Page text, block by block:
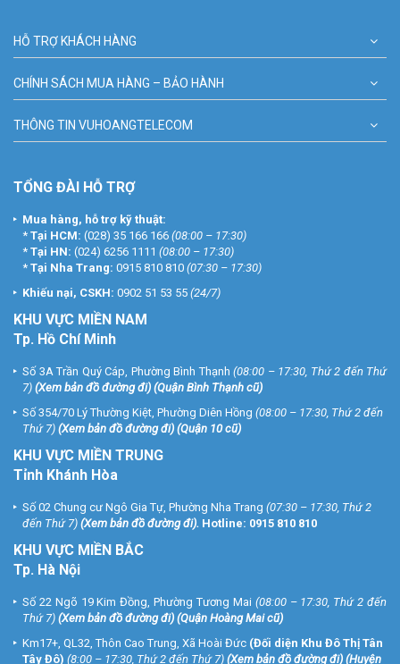
HỖ TRỢ KHÁCH HÀNG
CHÍNH SÁCH MUA HÀNG – BẢO HÀNH
THÔNG TIN VUHOANGTELECOM
TỔNG ĐÀI HỖ TRỢ
Mua hàng, hỗ trợ kỹ thuật:
* Tại HCM: (028) 35 166 166 (08:00 – 17:30)
* Tại HN: (024) 6256 1111 (08:00 – 17:30)
* Tại Nha Trang: 0915 810 810 (07:30 – 17:30)
Khiếu nại, CSKH: 0902 51 53 55 (24/7)
KHU VỰC MIỀN NAM
Tp. Hồ Chí Minh
Số 3A Trần Quý Cáp, Phường Bình Thạnh (08:00 – 17:30, Thứ 2 đến Thứ
7) (Xem bản đồ đường đi) (Quận Bình Thạnh cũ)
Số 354/70 Lý Thường Kiệt, Phường Diên Hồng (08:00 – 17:30, Thứ 2 đến
Thứ 7) (Xem bản đồ đường đi) (Quận 10 cũ)
KHU VỰC MIỀN TRUNG
Tỉnh Khánh Hòa
Số 02 Chung cư Ngô Gia Tự, Phường Nha Trang (07:30 – 17:30, Thứ 2
đến Thứ 7) (Xem bản đồ đường đi). Hotline: 0915 810 810
KHU VỰC MIỀN BẮC
Tp. Hà Nội
Số 22 Ngõ 19 Kim Đồng, Phường Tương Mai (08:00 – 17:30, Thứ 2 đến
Thứ 7) (Xem bản đồ đường đi) (Quận Hoàng Mai cũ)
Km17+, QL32, Thôn Cao Trung, Xã Hoài Đức (Đối diện Khu Đô Thị Tân
Tây Đô) (8:00 – 17:30, Thứ 2 đến Thứ 7) (Xem bản đồ đường đi) (Huyện